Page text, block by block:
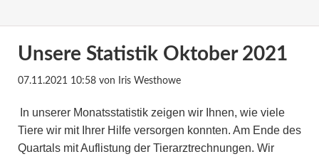
Unsere Statistik Oktober 2021
07.11.2021 10:58von Iris Westhowe
In unserer Monatsstatistik zeigen wir Ihnen, wie viele
Tiere wir mit Ihrer Hilfe versorgen konnten. Am Ende des
Quartals mit Auflistung der Tierarztrechnungen. Wir